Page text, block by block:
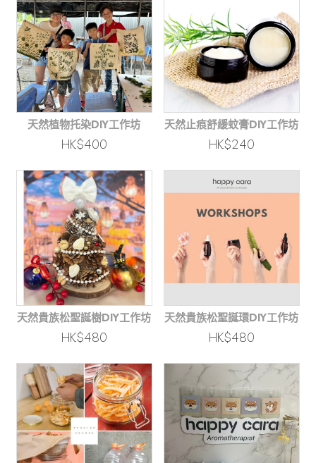
天然植物托染DIY工作坊
HK$400
天然止痕舒緩蚊膏DIY工作坊
HK$240
天然貴族松聖誕樹DIY工作坊
HK$480
天然貴族松聖誕環DIY工作坊
HK$480